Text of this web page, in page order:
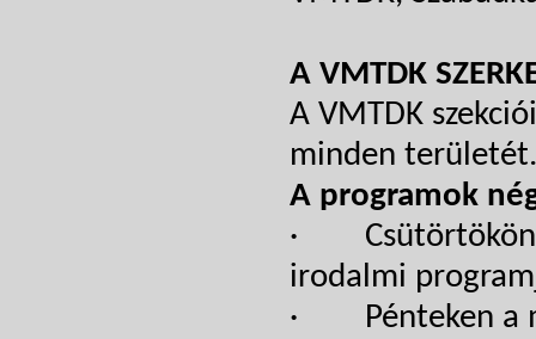
A VMTDK
A VMTDK
minden területét.
A programok
· Csütörtökön
irodalmi
· Pénteken a